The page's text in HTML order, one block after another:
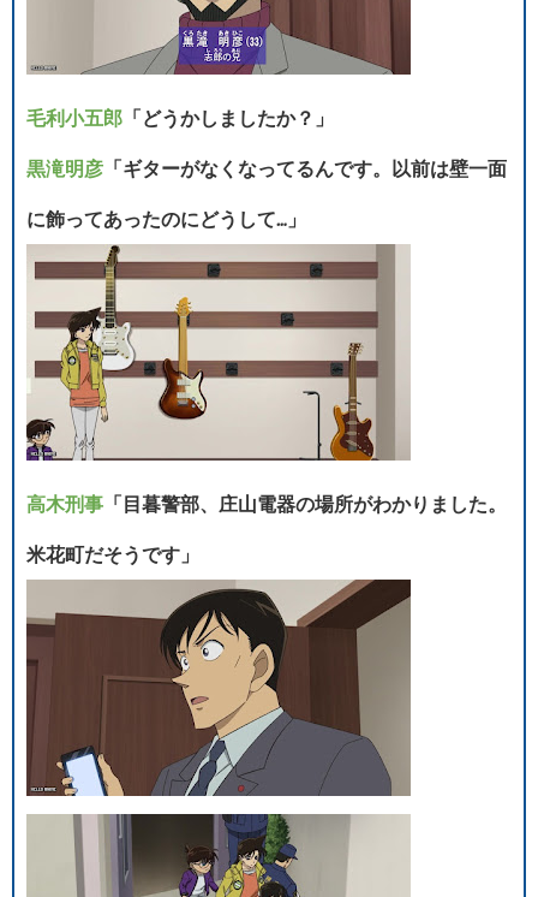
毛利小五郎 「どうかしましたか？」
黒滝明彦 「ギターがなくなってるんです。以前は壁一面
に飾ってあったのにどうして…」
高木刑事 「目暮警部、庄山電器の場所がわかりました。
米花町だそうです」